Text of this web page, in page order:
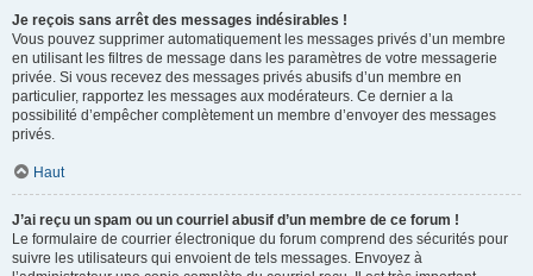
Je reçois sans arrêt des messages indésirables !
Vous pouvez supprimer automatiquement les messages privés d’un membre
en utilisant les filtres de message dans les paramètres de votre messagerie
privée. Si vous recevez des messages privés abusifs d’un membre en
particulier, rapportez les messages aux modérateurs. Ce dernier a la
possibilité d’empêcher complètement un membre d’envoyer des messages
privés.
Haut
J’ai reçu un spam ou un courriel abusif d’un membre de ce forum !
Le formulaire de courrier électronique du forum comprend des sécurités pour
suivre les utilisateurs qui envoient de tels messages. Envoyez à